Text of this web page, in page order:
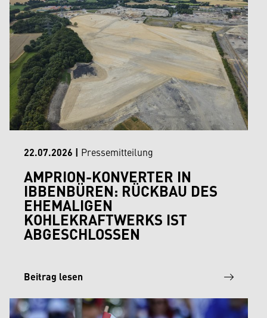
22.07.2026 | Pressemitteilung
AMPRION-KONVERTER IN
IBBENBÜREN: RÜCKBAU DES
EHEMALIGEN
KOHLEKRAFTWERKS IST
ABGESCHLOSSEN
Beitrag lesen